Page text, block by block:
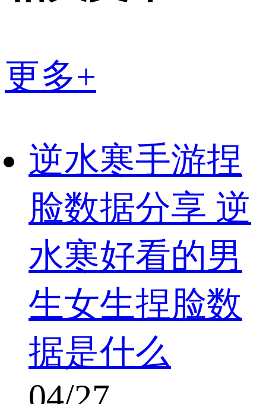
更多+
逆水寒手游捏
脸数据分享 逆
水寒好看的男
生女生捏脸数
据是什么